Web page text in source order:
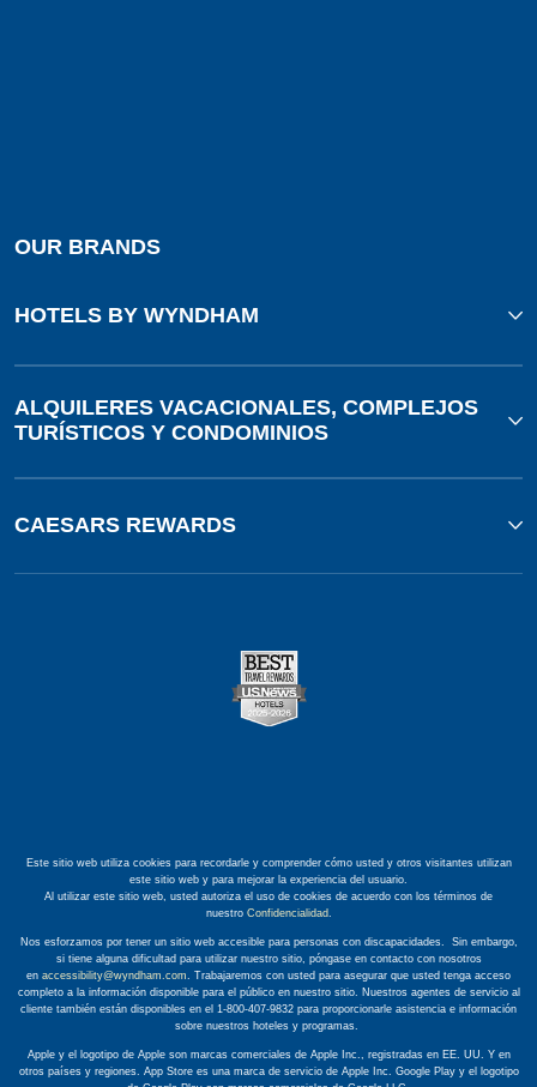
OUR BRANDS
HOTELS BY WYNDHAM
ALQUILERES VACACIONALES, COMPLEJOS
TURÍSTICOS Y CONDOMINIOS
CAESARS REWARDS
Este sitio web utiliza cookies para recordarle y comprender cómo usted y otros visitantes utilizan
este sitio web y para mejorar la experiencia del usuario.
Al utilizar este sitio web, usted autoriza el uso de cookies de acuerdo con los términos de
nuestro Confidencialidad.
Nos esforzamos por tener un sitio web accesible para personas con discapacidades. Sin embargo,
si tiene alguna dificultad para utilizar nuestro sitio, póngase en contacto con nosotros
en accessibility@wyndham.com. Trabajaremos con usted para asegurar que usted tenga acceso
completo a la información disponible para el público en nuestro sitio. Nuestros agentes de servicio al
cliente también están disponibles en el 1-800-407-9832 para proporcionarle asistencia e información
sobre nuestros hoteles y programas.
Apple y el logotipo de Apple son marcas comerciales de Apple Inc., registradas en EE. UU. Y en
otros países y regiones. App Store es una marca de servicio de Apple Inc. Google Play y el logotipo